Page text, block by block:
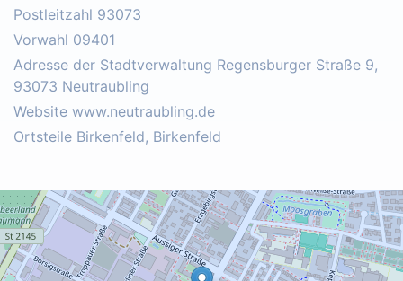
Postleitzahl 93073
Vorwahl 09401
Adresse der Stadtverwaltung Regensburger Straße 9,
93073 Neutraubling
Website www.neutraubling.de
Ortsteile Birkenfeld, Birkenfeld